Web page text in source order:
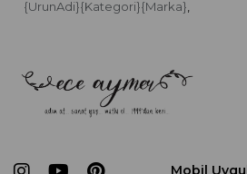
{UrunAdi}{Kategori}{Marka},